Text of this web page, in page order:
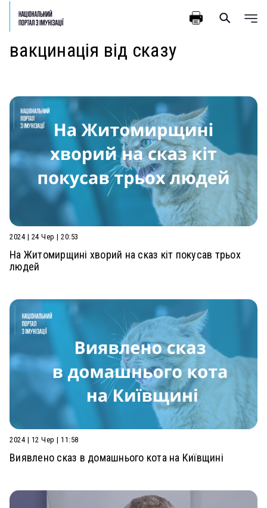
вакцинація від сказу
2024 | 24 Чер | 20:53
На Житомирщині хворий на сказ кіт покусав трьох
людей
2024 | 12 Чер | 11:58
Виявлено сказ в домашнього кота на Київщині